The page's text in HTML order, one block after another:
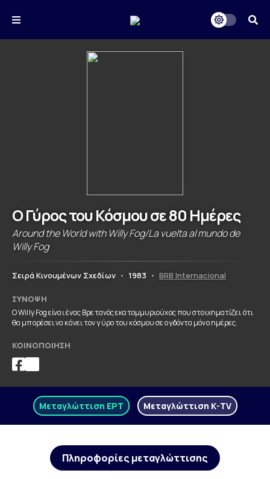
Ο Γύρος του Κόσμου σε 80 Ημέρες
Around the World with Willy Fog/La vuelta al mundo de
Willy Fog
Σειρά Κινουμένων Σχεδίων • 1983 • BRB Internacional
ΣΎΝΟΨΗ
Ο Willy Fog είναι ένας Βρετανός εκατομμυριούχος που στοιχηματίζει ότι
θα μπορέσει να κάνει τον γύρο του κόσμου σε ογδόντα μόνο ημέρες.
ΚΟΙΝΟΠΟΊΗΣΗ
Μεταγλώττιση ΕΡΤ Μεταγλώττιση K-TV
Πληροφορίες μεταγλώττισης